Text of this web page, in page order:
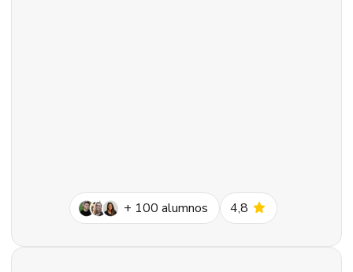
+ 100 alumnos 4,8 star